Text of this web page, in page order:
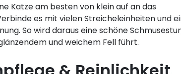
Katze am besten von klein auf an das
es mit vielen Streicheleinheiten und
So wird daraus eine schöne
und weichem Fell führt.